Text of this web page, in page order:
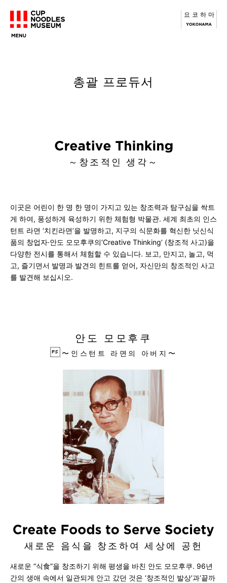
요코하마
총괄 프로듀서
～창조적인 생각～
이곳은 어린이 한 명 한 명이 가지고 있는 창조력과 탐구심을 싹트
게 하여, 풍성하게 육성하기 위한 체험형 박물관. 세계 최초의 인스
턴트 라면 ‘치킨라면’을 발명하고, 지구의 식문화를 혁신한 닛신식
품의 창업자·안도 모모후쿠의‘Creative Thinking’ (창조적 사고)을
다양한 전시를 통해서 체험할 수 있습니다. 보고, 만지고, 놀고, 먹
고, 즐기면서 발명과 발견의 힌트를 얻어, 자신만의 창조적인 사고
를 발견해 보십시오.
안도 모모후쿠
〜인스턴트 라면의 아버지〜
새로운 음식을 창조하여 세상에 공헌
새로운 “식食”을 창조하기 위해 평생을 바친 안도 모모후쿠. 96년
간의 생애 속에서 일관되게 안고 갔던 것은 ‘창조적인 발상’과‘끝까